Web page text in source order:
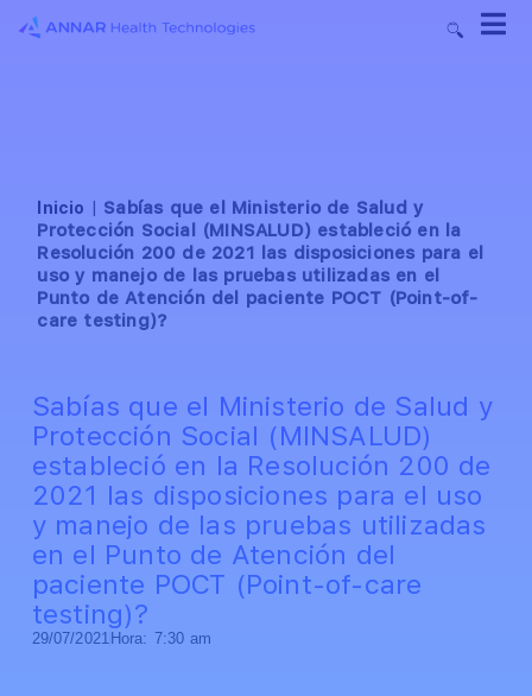
Inicio | Sabías que el Ministerio de Salud y
Protección Social (MINSALUD) estableció en la
Resolución 200 de 2021 las disposiciones para el
uso y manejo de las pruebas utilizadas en el
Punto de Atención del paciente POCT (Point-of-
care testing)?
Sabías que el Ministerio de Salud y
Protección Social (MINSALUD)
estableció en la Resolución 200 de
2021 las disposiciones para el uso
y manejo de las pruebas utilizadas
en el Punto de Atención del
paciente POCT (Point-of-care
testing)?
29/07/2021 Hora: 7:30 am